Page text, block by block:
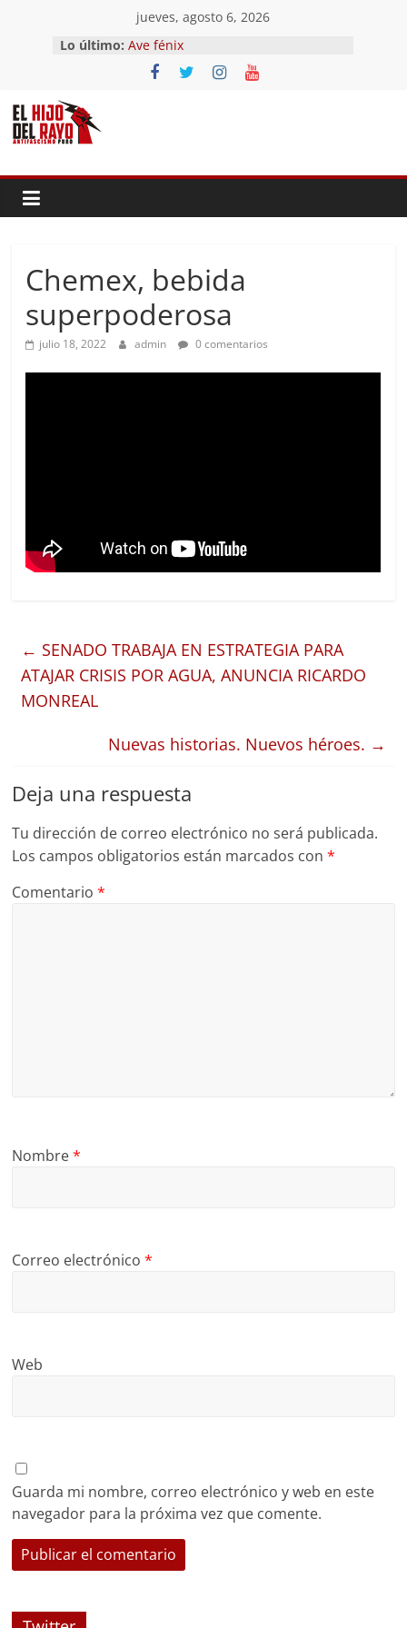
contenido
jueves, agosto 6, 2026
Lo último:
El segundo (Del II Tomo del
Pandemonium)
Ave fénix
¿Dios no existe?
Chemex, bebida
superpoderosa
julio 18, 2022 admin 0 comentarios
← SENADO TRABAJA EN ESTRATEGIA PARA
ATAJAR CRISIS POR AGUA, ANUNCIA RICARDO
MONREAL
Nuevas historias. Nuevos héroes. →
Deja una respuesta
Tu dirección de correo electrónico no será publicada.
Los campos obligatorios están marcados con*
Comentario*
Nombre*
Correo electrónico*
Web
Guarda mi nombre, correo electrónico y web en este
navegador para la próxima vez que comente.